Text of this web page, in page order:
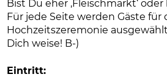
Bist Du eher ‚Fleischmarkt‘ oder
Für jede Seite werden Gäste für
Hochzeitszeremonie
Dich weise! B-)
Eintritt: